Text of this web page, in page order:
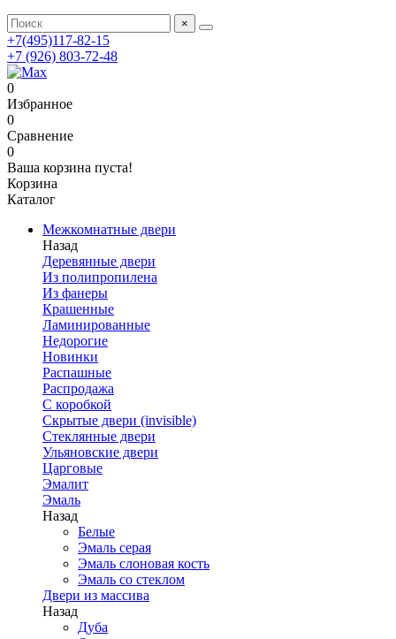
×
+7(495)117-82-15
+7 (926) 803-72-48
0
Избранное
0
Сравнение
0
Ваша корзина пуста!
Корзина
Каталог
Межкомнатные двери
Назад
Деревянные двери
Из полипропилена
Из фанеры
Крашенные
Ламинированные
Недорогие
Новинки
Распашные
Распродажа
С коробкой
Скрытые двери (invisible)
Стеклянные двери
Ульяновские двери
Царговые
Эмалит
Эмаль
Назад
Белые
Эмаль серая
Эмаль слоновая кость
Эмаль со стеклом
Двери из массива
Назад
Дуба